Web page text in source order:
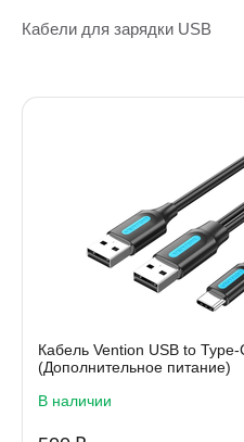
Кабели для зарядки USB
Кабель Vention USB to
(Дополнительное питание)
В наличии